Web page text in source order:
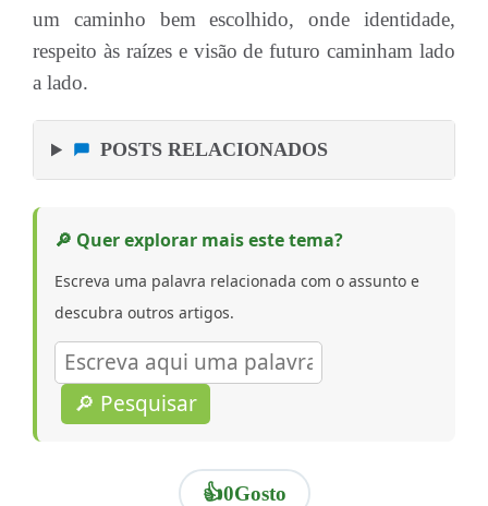
um caminho bem escolhido, onde identidade,
respeito às raízes e visão de futuro caminham lado
a lado.
POSTS RELACIONADOS
🔎 Quer explorar mais este tema?
Escreva uma palavra relacionada com o assunto e
descubra outros artigos.
🔎 Pesquisar
👍0Gosto